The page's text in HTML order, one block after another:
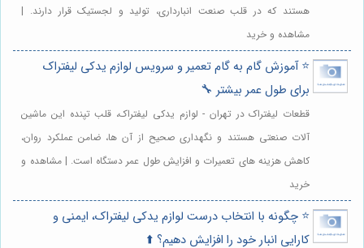
هستند که در قلب صنعت انبارداری، تولید و لجستیک قرار دارند. |
مشاهده و خرید
⭐️ آموزش گام به گام تعمیر و سرویس لوازم یدکی لیفتراک
برای طول عمر بیشتر 🔧
قطعات لیفتراک در تهران - لوازم یدکی لیفتراک، قلب تپنده این ماشین
آلات صنعتی هستند و نگهداری صحیح از آن ها، ضامن عملکرد روان،
کاهش هزینه های تعمیرات و افزایش طول عمر دستگاه است. | مشاهده و
خرید
⭐️ چگونه با انتخاب درست لوازم یدکی لیفتراک، ایمنی و
کارایی انبار خود را افزایش دهیم؟ ⬆️